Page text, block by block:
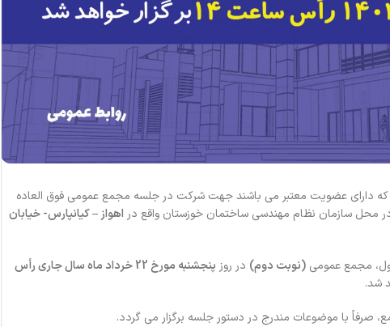
که دارای عضویت معتبر می باشند جهت شرکت در جلسه مجمع عمومی فوق العاده
محل سازمان نظام مهندسی ساختمان خوزستان واقع در اهواز – کیانپارس- خیابان
مجمع عمومی (نوبت دوم) در روز
پنجشنبه مورخ 22 خرداد ماه سال جاری رأس
شد.